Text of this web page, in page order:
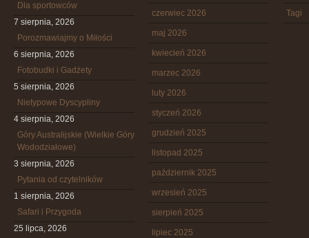
Dla sportowców
7 sierpnia, 2026
Porozmawiajmy o Miłości
6 sierpnia, 2026
Fotobudki i Gadżety
5 sierpnia, 2026
Nietypowe Dyscypliny
4 sierpnia, 2026
Góry Australijskie (Wielkie Góry
Wododziałowe)
3 sierpnia, 2026
Pytania od czytelników
1 sierpnia, 2026
Safari i Przygoda
25 lipca, 2026
czerwiec 2026
maj 2026
kwiecień 2026
marzec 2026
luty 2026
styczeń 2026
grudzień 2025
listopad 2025
październik 2025
wrzesień 2025
sierpień 2025
lipiec 2025
Tagi